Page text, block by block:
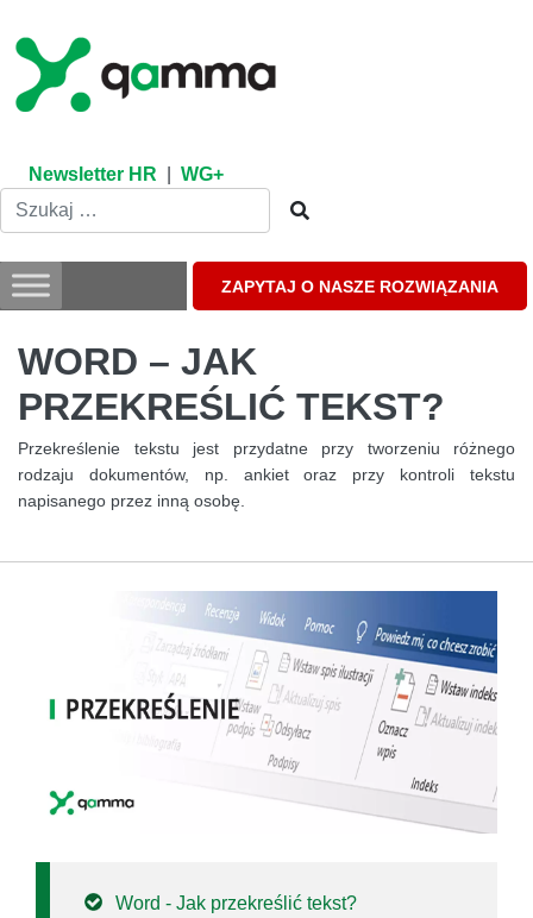
content
Newsletter HR WG+
ZAPYTAJ O NASZE ROZWIĄZANIA
WORD – JAK
PRZEKREŚLIĆ TEKST?
Przekreślenie tekstu jest przydatne przy tworzeniu różnego
rodzaju dokumentów, np. ankiet oraz przy kontroli tekstu
napisanego przez inną osobę.
Word - Jak przekreślić tekst?